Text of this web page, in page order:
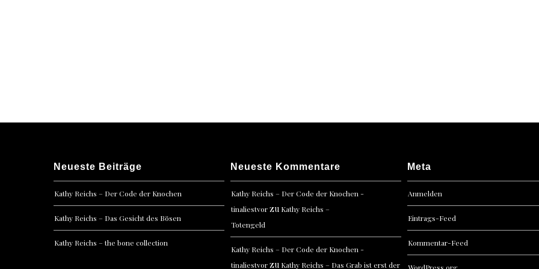
Neueste Beiträge
Kathy Reichs – Der Code der Knochen
Kathy Reichs – Das Gesicht des Bösen
Kathy Reichs – the bone collection
Neueste Kommentare
Kathy Reichs – Der Code der Knochen -
tinaliestvorzu Kathy Reichs –
Totengeld
Kathy Reichs – Der Code der Knochen -
tinaliestvorzu Kathy Reichs – Das Grab ist erst der
Meta
Anmelden
Eintrags-Feed
Kommentar-Feed
WordPress.org